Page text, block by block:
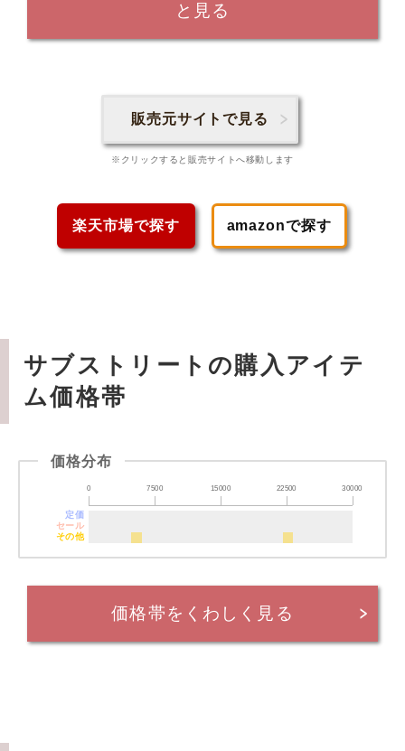
と見る
販売元サイトで見る
※クリックすると販売サイトへ移動します
楽天市場で探す amazonで探す
サブストリートの購入アイテ
ム価格帯
価格分布
0 7500 15000 22500 30000
定価
セール
その他
価格帯をくわしく見る